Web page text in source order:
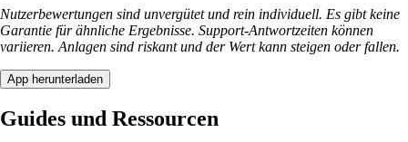
Nutzerbewertungen sind unvergütet und rein individuell. Es gibt keine
Garantie für ähnliche Ergebnisse. Support-Antwortzeiten können
variieren. Anlagen sind riskant und der Wert kann steigen oder fallen.
App herunterladen
Guides und Ressourcen